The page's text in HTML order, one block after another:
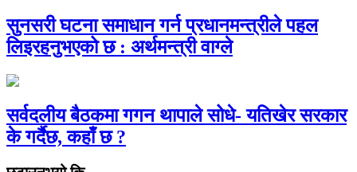
सुनसरी घटना समाधान गर्न प्रधानमन्त्रीले पहल
लिइरहनुभएको छ : अर्थमन्त्री वाग्ले
सर्वदलीय बैठकमा गगन थापाले सोधे- यतिखेर सरकार
के गर्दैछ, कहाँ छ ?